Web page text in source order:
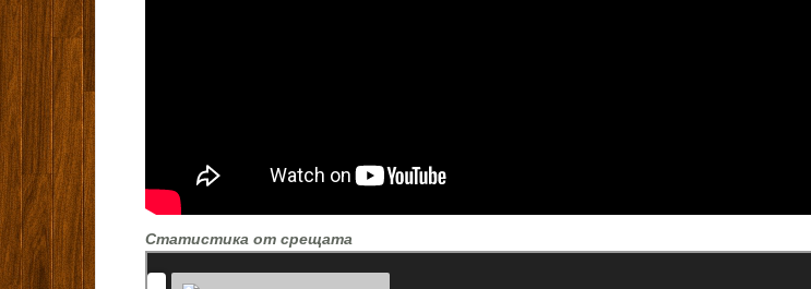
Статистика от срещата